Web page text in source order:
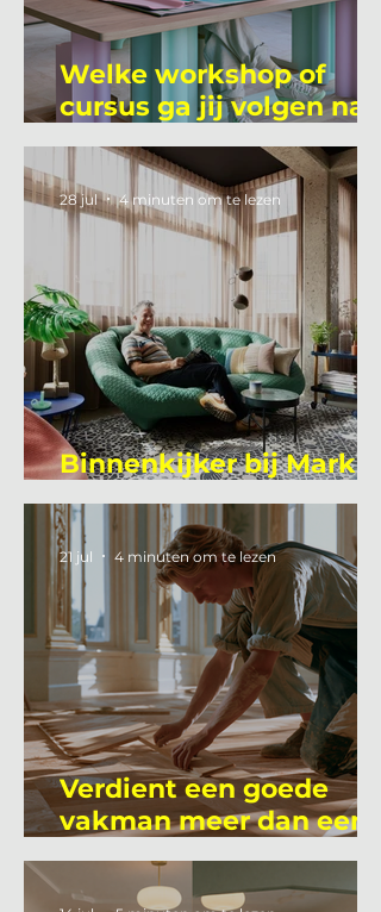
Welke workshop of
cursus ga jij volgen na
je vakantie?
Binnenkijker bij Mark
Mutsaers
28 jul 4 minuten om te lezen
Verdient een goede
vakman meer dan een
gemiddelde
academicus?
21 jul 4 minuten om te lezen